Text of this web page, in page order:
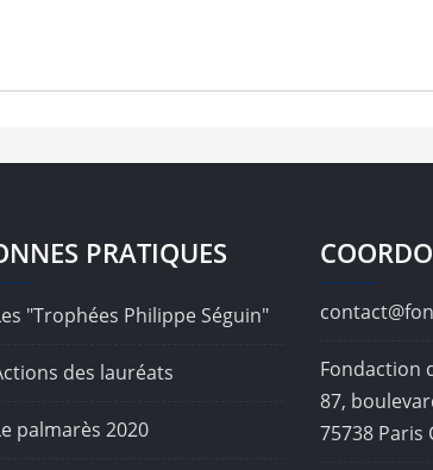
PRATIQUES
"Trophées Philippe Séguin"
des lauréats
palmarès 2020
Fondaction
87,
75738 Paris